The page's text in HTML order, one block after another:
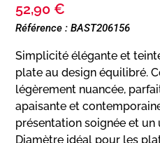
52,90 €
Référence : BAST206156
Simplicité élégante et
plate au design équilibré.
légèrement nuancée,
apaisante et
présentation soignée et
Diamètre idéal pour les